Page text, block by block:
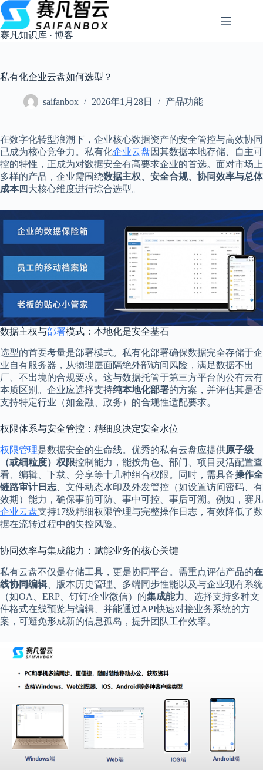
跳
过
内
容
赛凡知识库 · 博客
私有化企业云盘如何选型？
saifanbox 2026年1月28日 产品功能
在数字化转型浪潮下，企业核心数据资产的安全管控与高效协同
已成为核心竞争力。私有化企业云盘因其数据本地存储、自主可
控的特性，正成为对数据安全有高要求企业的首选。面对市场上
多样的产品，企业需围绕数据主权、安全合规、协同效率与总体
成本四大核心维度进行综合选型。
数据主权与部署模式：本地化是安全基石
选型的首要考量是部署模式。私有化部署确保数据完全存储于企
业自有服务器，从物理层面隔绝外部访问风险，满足数据不出
厂、不出境的合规要求。这与数据托管于第三方平台的公有云有
本质区别。企业应选择支持纯本地化部署的方案，并评估其是否
支持特定行业（如金融、政务）的合规性适配要求。
权限体系与安全管控：精细度决定安全水位
权限管理是数据安全的生命线。优秀的私有云盘应提供原子级
（或细粒度）权限控制能力，能按角色、部门、项目灵活配置查
看、编辑、下载、分享等十几种组合权限。同时，需具备操作全
链路审计日志 、文件动态水印及外发管控（如设置访问密码、有
效期）能力，确保事前可防、事中可控、事后可溯。例如，赛凡
企业云盘支持17级精细权限管理与完整操作日志，有效降低了数
据在流转过程中的失控风险。
协同效率与集成能力：赋能业务的核心关键
私有云盘不仅是存储工具，更是协同平台。需重点评估产品的在
线协同编辑、版本历史管理、多端同步性能以及与企业现有系统
（如OA、ERP、钉钉/企业微信）的集成能力。选择支持多种文
件格式在线预览与编辑、并能通过API快速对接业务系统的方
案，可避免形成新的信息孤岛，提升团队工作效率。